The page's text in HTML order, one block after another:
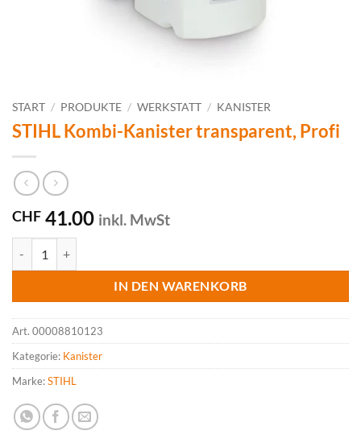
START / PRODUKTE / WERKSTATT / KANISTER
STIHL Kombi-Kanister transparent, Profi
CHF 41.00 inkl. MwSt
IN DEN WARENKORB
Art. 00008810123
Kategorie: Kanister
Marke:STIHL